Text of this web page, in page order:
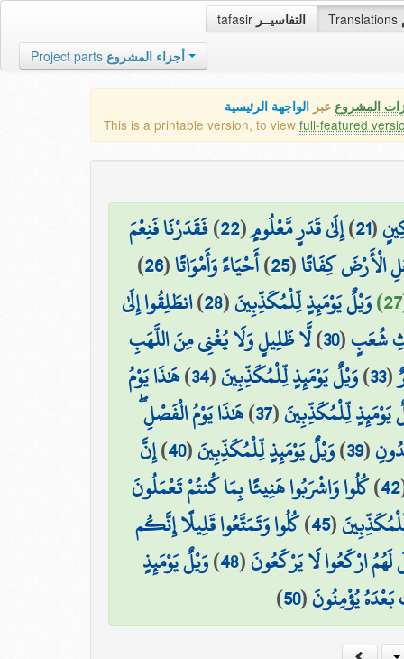
tafasir التفاسيــر Translations
Project parts أجزاء المشروع
المشروع عبر الواجهة الرئيسية
This is a printable version, to view full-featured
(
21
)إِلَىٰ قَدَرٍ مَّعْلُومٍ(
22
)فَقَدَرْنَا فَنِعْمَ
الْأَرْضَ كِفَاتًا(
25
)أَحْيَاءً وَأَمْوَاتًا(
26
)
وَيْلٌ يَوْمَئِذٍ لِّلْمُكَذِّبِينَ(
28
)انطَلِقُوا إِلَىٰ
شُعَبٍ(
30
)لَّا ظَلِيلٍ وَلَا يُغْنِي مِنَ اللَّهَبِ
(
33
)وَيْلٌ يَوْمَئِذٍ لِّلْمُكَذِّبِينَ(
34
)هَٰذَا يَوْمُ
يَوْمَئِذٍ لِّلْمُكَذِّبِينَ(
37
)هَٰذَا يَوْمُ الْفَصْلِ ۖ
(
39
)وَيْلٌ يَوْمَئِذٍ لِّلْمُكَذِّبِينَ(
40
)إِنَّ
42
)كُلُوا وَاشْرَبُوا هَنِيئًا بِمَا كُنتُمْ تَعْمَلُونَ
(
45
)كُلُوا وَتَمَتَّعُوا قَلِيلًا إِنَّكُم
لَهُمُ ارْكَعُوا لَا يَرْكَعُونَ(
48
)وَيْلٌ يَوْمَئِذٍ
يُؤْمِنُونَ(
50
)